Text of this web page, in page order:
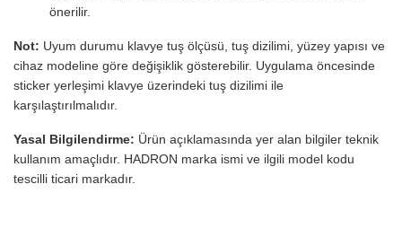
önerilir.
Not: Uyum durumu klavye tuş ölçüsü, tuş dizilimi, yüzey yapısı ve
cihaz modeline göre değişiklik gösterebilir. Uygulama öncesinde
sticker yerleşimi klavye üzerindeki tuş dizilimi ile
karşılaştırılmalıdır.
Yasal Bilgilendirme: Ürün açıklamasında yer alan bilgiler teknik
kullanım amaçlıdır. HADRON marka ismi ve ilgili model kodu
tescilli ticari markadır.